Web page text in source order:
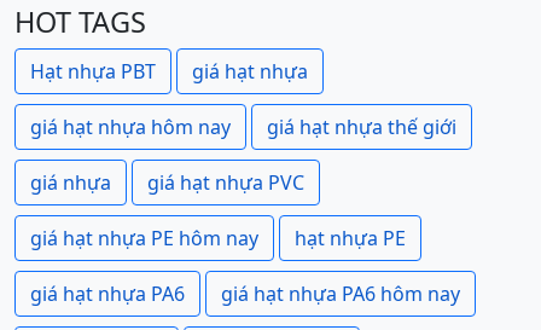
HOT TAGS
Hạt nhựa PBT giá hạt nhựa
giá hạt nhựa hôm nay giá hạt nhựa thế giới
giá nhựa giá hạt nhựa PVC
giá hạt nhựa PE hôm nay hạt nhựa PE
giá hạt nhựa PA6 giá hạt nhựa PA6 hôm nay